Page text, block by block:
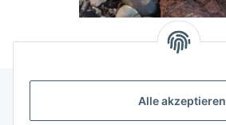
Alle akzeptieren